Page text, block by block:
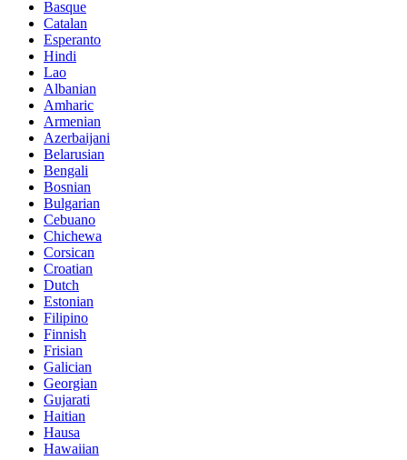
Basque
Catalan
Esperanto
Hindi
Lao
Albanian
Amharic
Armenian
Azerbaijani
Belarusian
Bengali
Bosnian
Bulgarian
Cebuano
Chichewa
Corsican
Croatian
Dutch
Estonian
Filipino
Finnish
Frisian
Galician
Georgian
Gujarati
Haitian
Hausa
Hawaiian